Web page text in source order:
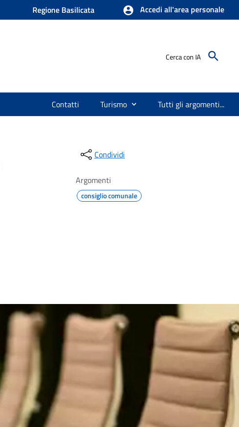
Regione Basilicata Accedi all'area personale
Cerca con IA
Contatti Turismo Tutti gli argomenti...
Condividi
Argomenti
consiglio comunale